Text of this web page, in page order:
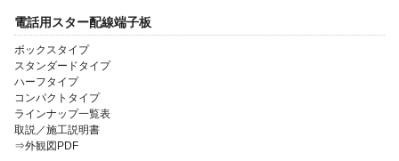
電話用スター配線端子板
ボックスタイプ
スタンダードタイプ
ハーフタイプ
コンパクトタイプ
ラインナップ一覧表
取説／施工説明書
⇒外観図PDF